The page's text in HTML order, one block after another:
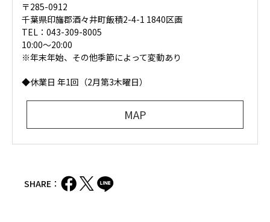
〒285-0912
千葉県印旛郡酒々井町飯積2-4-1 1840区画
TEL：043-309-8005
10:00～20:00
※年末年始、その他季節によって変動あり
◆休業日 年1回（2月第3木曜日）
MAP
SHARE：